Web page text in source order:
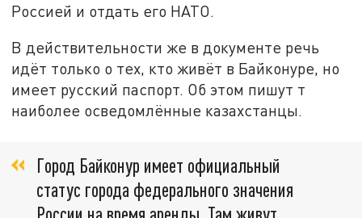
Россией и отдать его НАТО.
В действительности же в документе речь
идёт только о тех, кто живёт в Байконуре, но
имеет русский паспорт. Об этом пишут т
наиболее осведомлённые казахстанцы.
Город Байконур имеет официальный
статус города федерального значения